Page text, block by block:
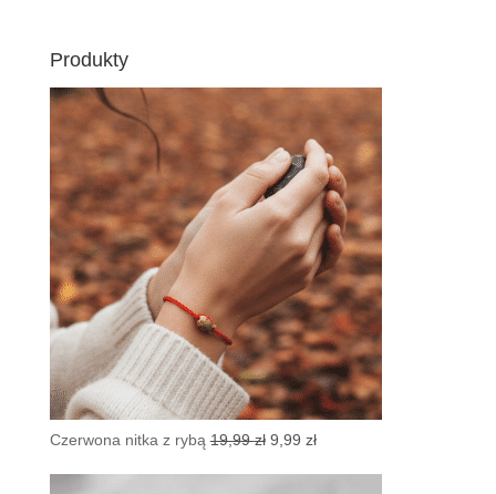
Produkty
Czerwona nitka z rybą 19,99zł Pierwotna
9,99 złAktualna